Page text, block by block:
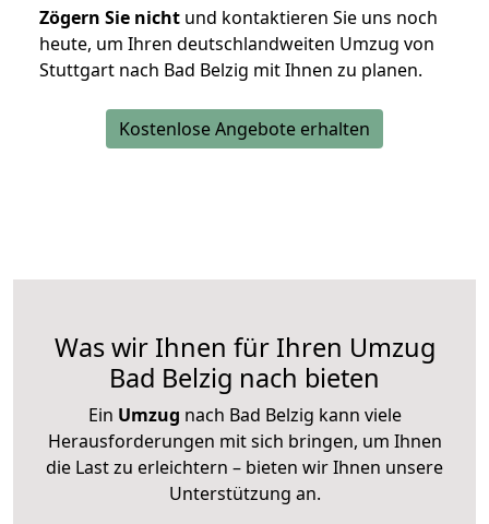
Zögern Sie nicht und kontaktieren Sie uns noch
heute, um Ihren deutschlandweiten Umzug von
Stuttgart nach Bad Belzig mit Ihnen zu planen.
Kostenlose Angebote erhalten
Was wir Ihnen für Ihren Umzug
Bad Belzig nach bieten
Ein Umzug nach Bad Belzig kann viele
Herausforderungen mit sich bringen, um Ihnen
die Last zu erleichtern – bieten wir Ihnen unsere
Unterstützung an.